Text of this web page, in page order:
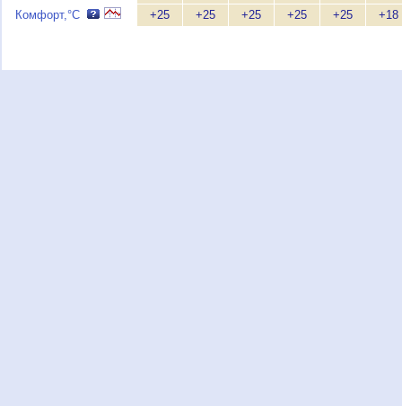
Комфорт,°C
+25
+25
+25
+25
+25
+18